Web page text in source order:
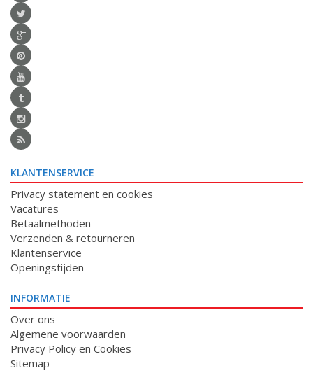
KLANTENSERVICE
Privacy statement en cookies
Vacatures
Betaalmethoden
Verzenden & retourneren
Klantenservice
Openingstijden
INFORMATIE
Over ons
Algemene voorwaarden
Privacy Policy en Cookies
Sitemap